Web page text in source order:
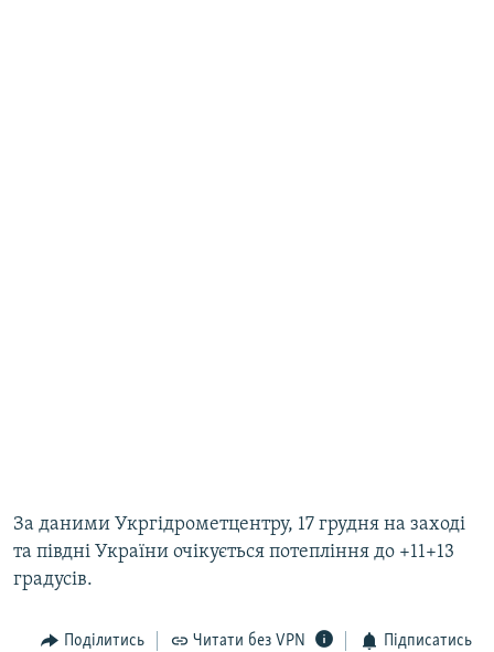
За даними Укргідрометцентру, 17 грудня на заході
та півдні України очікується потепління до +11+13
градусів.
Поділитись Читати без VPN Підписатись